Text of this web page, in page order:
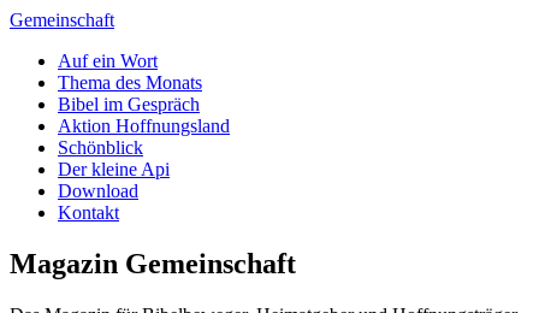
Zum
springen
Gemeinschaft
Auf ein Wort
Thema des Monats
Bibel im Gespräch
Aktion Hoffnungsland
Schönblick
Der kleine Api
Download
Kontakt
Magazin Gemeinschaft